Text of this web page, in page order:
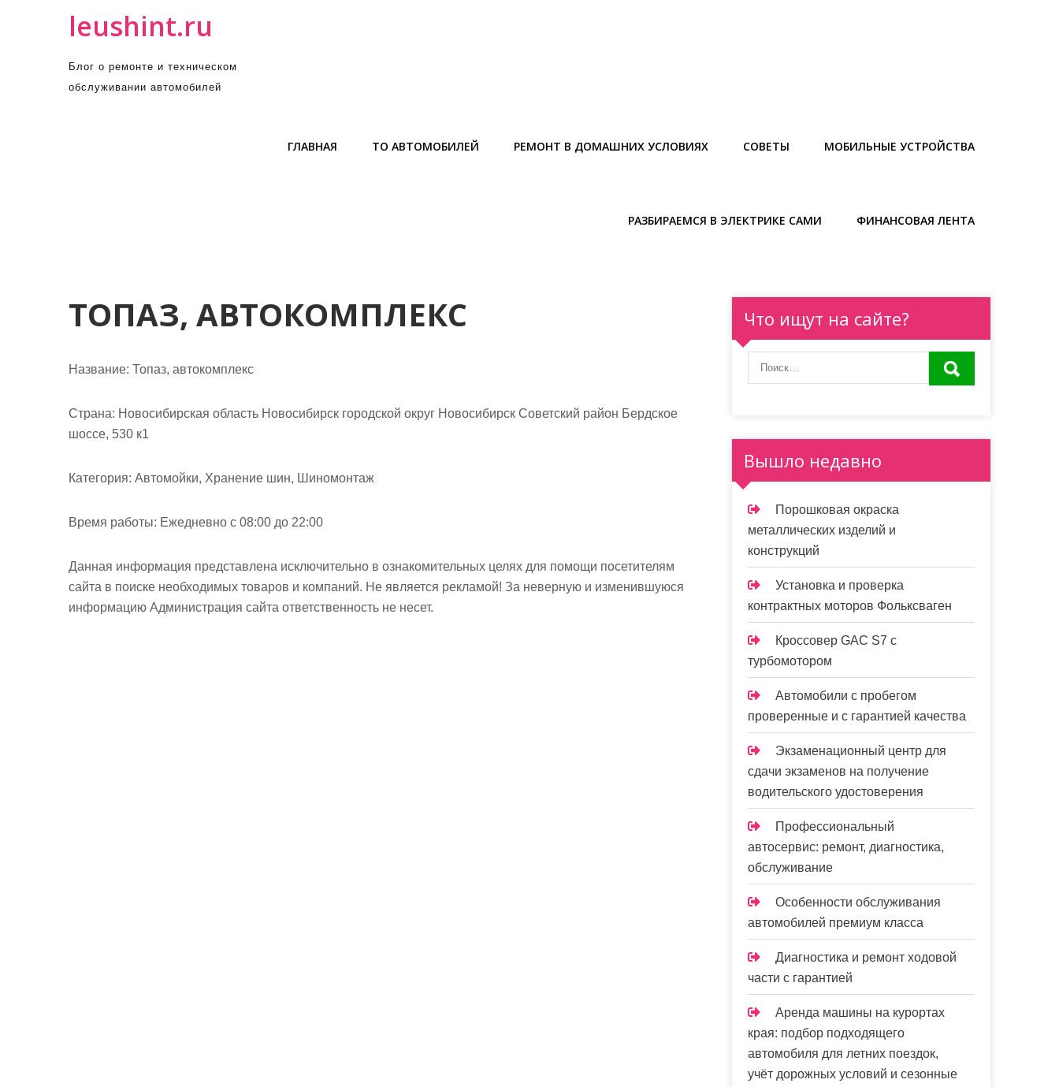
leushint.ru
Блог о ремонте и техническом
обслуживании автомобилей
ГЛАВНАЯ ТО АВТОМОБИЛЕЙ РЕМОНТ В ДОМАШНИХ УСЛОВИЯХ СОВЕТЫ МОБИЛЬНЫЕ УСТРОЙСТВА
РАЗБИРАЕМСЯ В ЭЛЕКТРИКЕ САМИ ФИНАНСОВАЯ ЛЕНТА
ТОПАЗ, АВТОКОМПЛЕКС
Название: Топаз, автокомплекс
Страна: Новосибирская область Новосибирск городской округ Новосибирск Советский район Бердское
шоссе, 530 к1
Категория: Автомойки, Хранение шин, Шиномонтаж
Время работы: Ежедневно с 08:00 до 22:00
Данная информация представлена исключительно в ознакомительных целях для помощи посетителям
сайта в поиске необходимых товаров и компаний. Не является рекламой! За неверную и изменившуюся
информацию Администрация сайта ответственность не несет.
Что ищут на сайте?
Вышло недавно
Порошковая окраска
металлических изделий и
конструкций
Установка и проверка
контрактных моторов Фольксваген
Кроссовер GAC S7 с
турбомотором
Автомобили с пробегом
проверенные и с гарантией качества
Экзаменационный центр для
сдачи экзаменов на получение
водительского удостоверения
Профессиональный
автосервис: ремонт, диагностика,
обслуживание
Особенности обслуживания
автомобилей премиум класса
Диагностика и ремонт ходовой
части с гарантией
Аренда машины на курортах
края: подбор подходящего
автомобиля для летних поездок,
учёт дорожных условий и сезонные